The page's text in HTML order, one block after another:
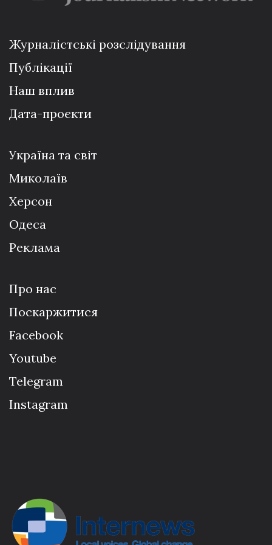
Журналістські розслідування
Публікації
Наш вплив
Дата-проєкти
Україна та світ
Миколаїв
Херсон
Одеса
Реклама
Про нас
Поскаржитися
Facebook
Youtube
Telegram
Instagram